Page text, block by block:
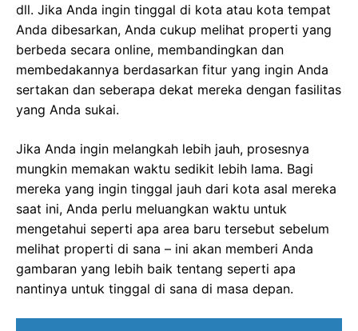
dll. Jika Anda ingin tinggal di kota atau kota tempat
Anda dibesarkan, Anda cukup melihat properti yang
berbeda secara online, membandingkan dan
membedakannya berdasarkan fitur yang ingin Anda
sertakan dan seberapa dekat mereka dengan fasilitas
yang Anda sukai.
Jika Anda ingin melangkah lebih jauh, prosesnya
mungkin memakan waktu sedikit lebih lama. Bagi
mereka yang ingin tinggal jauh dari kota asal mereka
saat ini, Anda perlu meluangkan waktu untuk
mengetahui seperti apa area baru tersebut sebelum
melihat properti di sana – ini akan memberi Anda
gambaran yang lebih baik tentang seperti apa
nantinya untuk tinggal di sana di masa depan.